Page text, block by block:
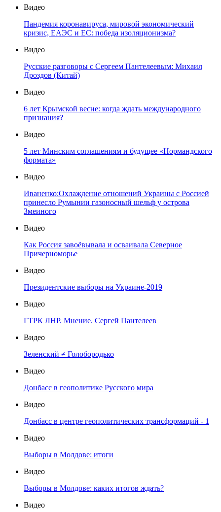
Видео
Пандемия коронавируса, мировой экономический
кризис, ЕАЭС и ЕС: победа изоляционизма?
Видео
Русские разговоры с Сергеем Пантелеевым: Михаил
Дроздов (Китай)
Видео
6 лет Крымской весне: когда ждать международного
признания?
Видео
5 лет Минским соглашениям и будущее «Нормандского
формата»
Видео
Иваненко:Охлаждение отношений Украины с Россией
принесло Румынии газоносный шельф у острова
Змеиного
Видео
Как Россия завоёвывала и осваивала Северное
Причерноморье
Видео
Президентские выборы на Украине-2019
Видео
ГТРК ЛНР. Мнение. Сергей Пантелеев
Видео
Зеленский ≠ Голобородько
Видео
Донбасс в геополитике Русского мира
Видео
Донбасс в центре геополитических трансформаций - 1
Видео
Выборы в Молдове: итоги
Видео
Выборы в Молдове: каких итогов ждать?
Видео